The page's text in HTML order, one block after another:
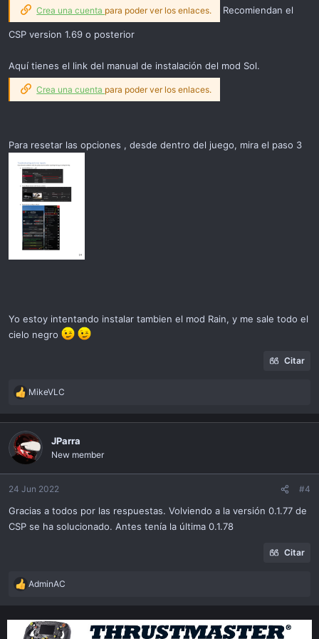
Crea una cuenta para poder ver los enlaces. Recomiendan el
CSP version 1.69 o posterior
Aquí tienes el link del manual de instalación del mod Sol.
Crea una cuenta para poder ver los enlaces.
Para resetar las opciones , desde dentro del juego, mira el paso 3
Yo estoy intentando instalar tambien el mod Rain, y me sale todo el
cielo negro
Citar
R
a
c
t
i
o
n
:
MikeVLC
JParra
New member
24 Jun 2022 #4
Gracias a todos por las respuestas. Volviendo a la versión 0.1.77 de
CSP se ha solucionado. Antes tenía la última 0.1.78
Citar
R
AdminAC